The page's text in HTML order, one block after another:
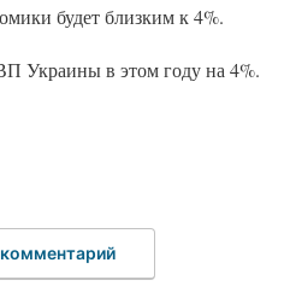
будет близким к 4%.
Украины в этом году на 4%.